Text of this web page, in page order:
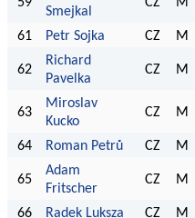
Smejkal
61 Petr Sojka CZ M
62
Richard
Pavelka
CZ M
63
Miroslav
Kucko
CZ M
64 Roman Petrů CZ M
65
Adam
Fritscher
CZ M
66 Radek Luksza CZ M